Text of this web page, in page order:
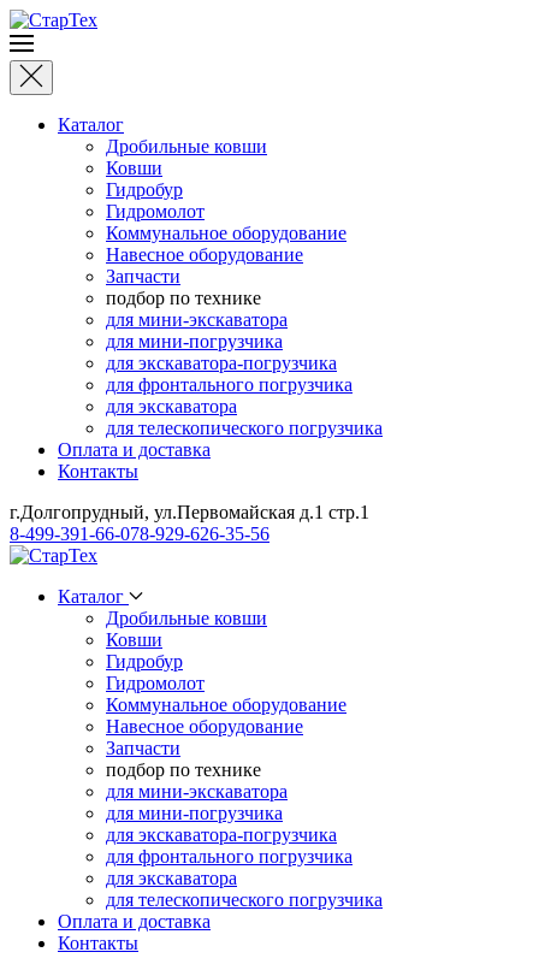
Каталог
Дробильные ковши
Ковши
Гидробур
Гидромолот
Коммунальное оборудование
Навесное оборудование
Запчасти
подбор по технике
для мини-экскаватора
для мини-погрузчика
для экскаватора-погрузчика
для фронтального погрузчика
для экскаватора
для телескопического погрузчика
Оплата и доставка
Контакты
г.Долгопрудный, ул.Первомайская д.1 стр.1
8-499-391-66-078-929-626-35-56
Каталог
Дробильные ковши
Ковши
Гидробур
Гидромолот
Коммунальное оборудование
Навесное оборудование
Запчасти
подбор по технике
для мини-экскаватора
для мини-погрузчика
для экскаватора-погрузчика
для фронтального погрузчика
для экскаватора
для телескопического погрузчика
Оплата и доставка
Контакты